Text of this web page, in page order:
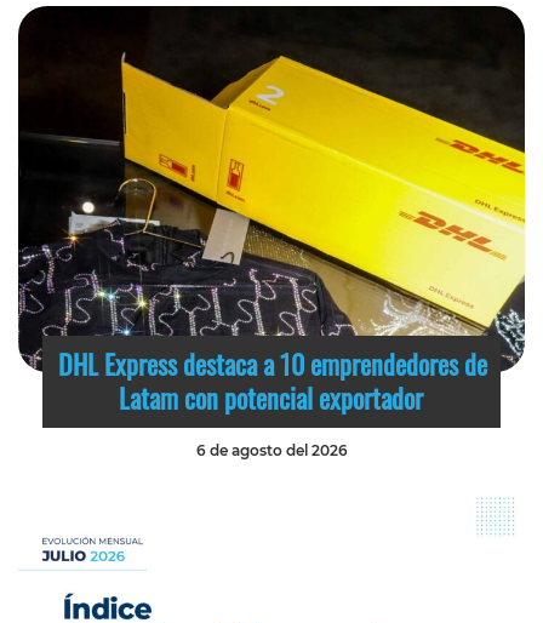
DHL Express destaca a 10 emprendedores de
Latam con potencial exportador
6 de agosto del 2026